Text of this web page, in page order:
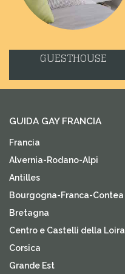
GUESTHOUSE
GUIDA GAY FRANCIA
Francia
Alvernia-Rodano-Alpi
Antilles
Bourgogna-Franca-Contea
Bretagna
Centro e Castelli della Loira
Corsica
Grande Est